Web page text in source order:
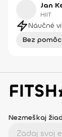
Jan
HIIT
Náučné
Bez
Nezmeškaj